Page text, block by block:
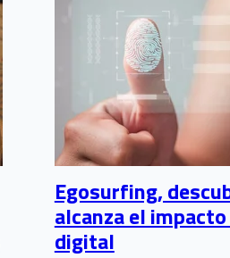
Egosurfing,
alcanza el
digital